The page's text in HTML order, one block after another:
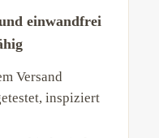
einwandfrei
Versand
inspiziert